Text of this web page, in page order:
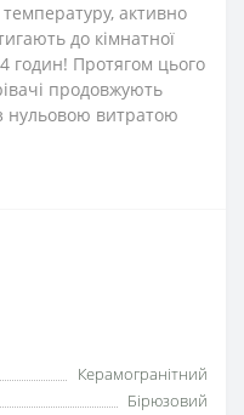
активно
до кімнатної
годин! Протягом цього
продовжують
витратою
Керамогранітний
Бірюзовий